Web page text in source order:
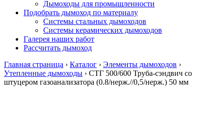
Дымоходы для промышленности
Подобрать дымоход по материалу
Системы стальных дымоходов
Системы керамических дымоходов
Галерея наших работ
Рассчитать дымоход
Главная страница › Каталог › Элементы дымоходов ›
Утепленные дымоходы › СТГ 500/600 Труба-сэндвич со
штуцером газоанализатора (0.8/нерж.//0,5/нерж.) 50 мм